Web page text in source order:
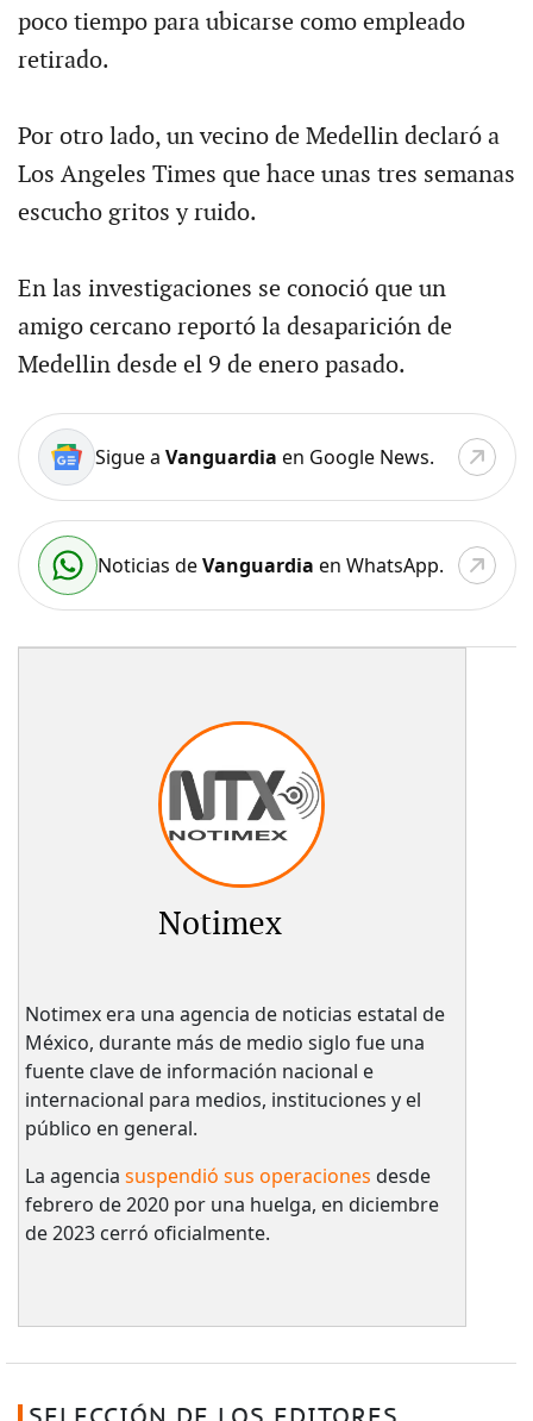
poco tiempo para ubicarse como empleado
retirado.
Por otro lado, un vecino de Medellin declaró a
Los Angeles Times que hace unas tres semanas
escucho gritos y ruido.
En las investigaciones se conoció que un
amigo cercano reportó la desaparición de
Medellin desde el 9 de enero pasado.
Sigue a Vanguardia en Google News.
Noticias deVanguardia en WhatsApp.
Notimex
Notimex era una agencia de noticias estatal de
México, durante más de medio siglo fue una
fuente clave de información nacional e
internacional para medios, instituciones y el
público en general.
La agencia suspendió sus operaciones desde
febrero de 2020 por una huelga, en diciembre
de 2023 cerró oficialmente.